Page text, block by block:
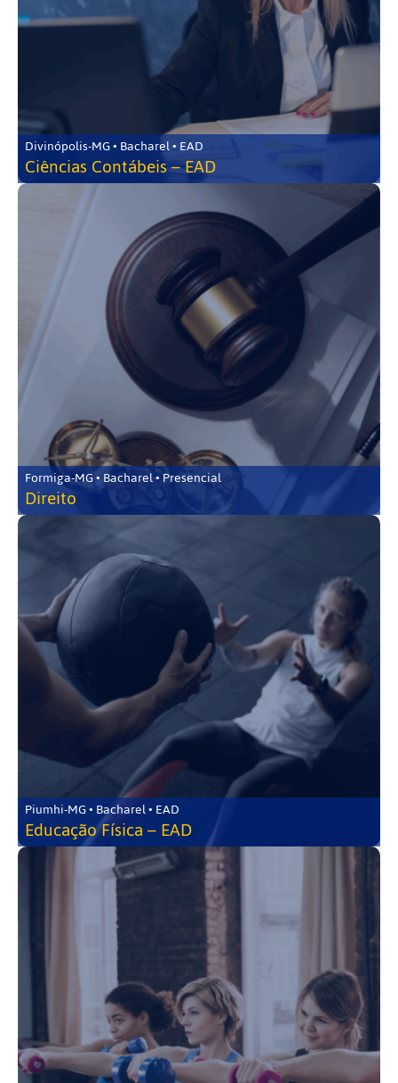
Divinópolis-MG • Bacharel • EAD
Ciências Contábeis – EAD
Formiga-MG • Bacharel • Presencial
Direito
Piumhi-MG • Bacharel • EAD
Educação Física – EAD